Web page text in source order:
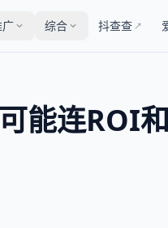
综合 抖查查 ↗
能连ROI